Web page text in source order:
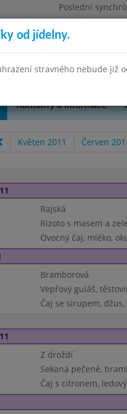
Poslední
Pondělí
Omezení
Ohradní 49
Kontakty a informace
Květen 2011 Červen
Rajská
Rizoto s masem a
Ovocný čaj, mléko,
Bramborová
Vepřový guláš,
Čaj se sirupem, džus,
Z droždí
Sekaná pečeně,
Čaj s citronem,
od jídelny.
stravného nebude již